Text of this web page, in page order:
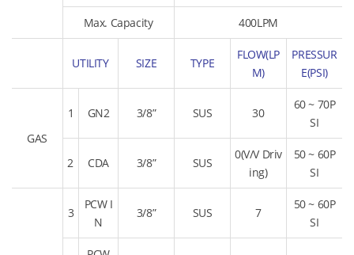
Max. Capacity 400LPM
UTILITY SIZE TYPE
FLOW(LP
M)
PRESSUR
E(PSI)
GAS
1 GN2 3/8” SUS 30
60 ~ 70P
SI
2 CDA 3/8” SUS
0(V/V Driv
ing)
50 ~ 60P
SI
3
PCW I
N
3/8” SUS 7
50 ~ 60P
SI